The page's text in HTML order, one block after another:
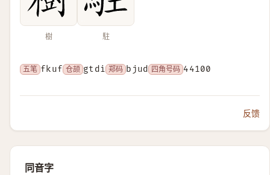
樹 駐
五笔 fkuf 仓颉 gtdi 郑码 bjud 四角号码 44100
反馈
同音字